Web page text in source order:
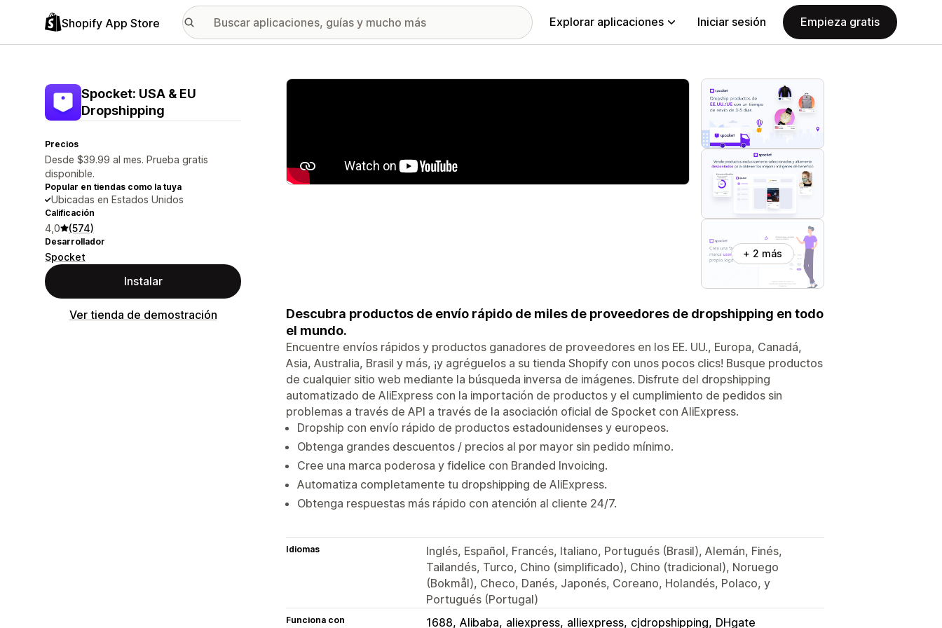
Shopify App Store Explorar aplicaciones Iniciar sesión Empieza gratis
Spocket: USA & EU
Dropshipping
Precios
Desde $39.99 al mes. Prueba gratis
disponible.
Popular en tiendas como la tuya
Ubicadas en Estados Unidos
Calificación
4,0 (574)
Desarrollador
Spocket
Instalar
Ver tienda de demostración
Galería de imágenes destacadas
+ 2 más
Descubra productos de envío rápido de miles de proveedores de dropshipping en todo
el mundo.
Encuentre envíos rápidos y productos ganadores de proveedores en los EE. UU., Europa, Canadá,
Asia, Australia, Brasil y más, ¡y agréguelos a su tienda Shopify con unos pocos clics! Busque productos
de cualquier sitio web mediante la búsqueda inversa de imágenes. Disfrute del dropshipping
automatizado de AliExpress con la importación de productos y el cumplimiento de pedidos sin
problemas a través de API a través de la asociación oficial de Spocket con AliExpress.
Dropship con envío rápido de productos estadounidenses y europeos.
Obtenga grandes descuentos / precios al por mayor sin pedido mínimo.
Cree una marca poderosa y fidelice con Branded Invoicing.
Automatiza completamente tu dropshipping de AliExpress.
Obtenga respuestas más rápido con atención al cliente 24/7.
Idiomas
Inglés, Español, Francés, Italiano, Portugués (Brasil), Alemán, Finés,
Tailandés, Turco, Chino (simplificado), Chino (tradicional), Noruego
(Bokmål), Checo, Danés, Japonés, Coreano, Holandés, Polaco, y
Portugués (Portugal)
Funciona con 1688 Alibaba aliexpress alliexpress cjdropshipping DHgate